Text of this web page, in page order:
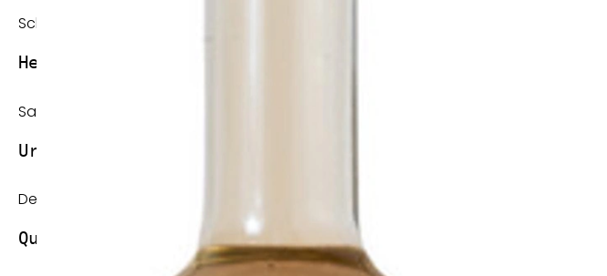
Schmäckt!
Herkunft:
Saarland
Ursprungsländer der Hauptzutaten:
Deutschland
Qualität: